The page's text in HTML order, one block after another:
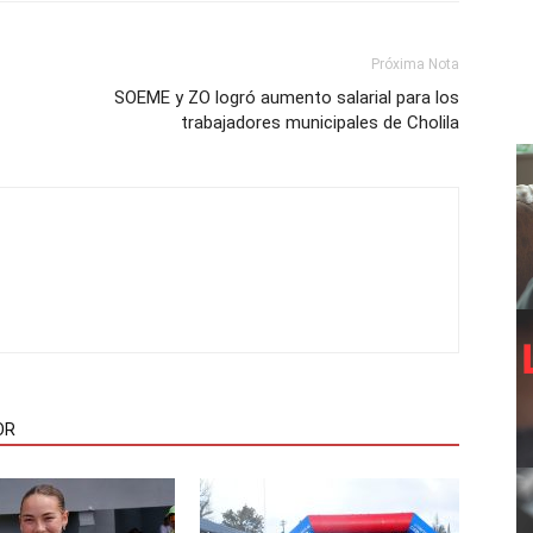
Próxima Nota
SOEME y ZO logró aumento salarial para los
trabajadores municipales de Cholila